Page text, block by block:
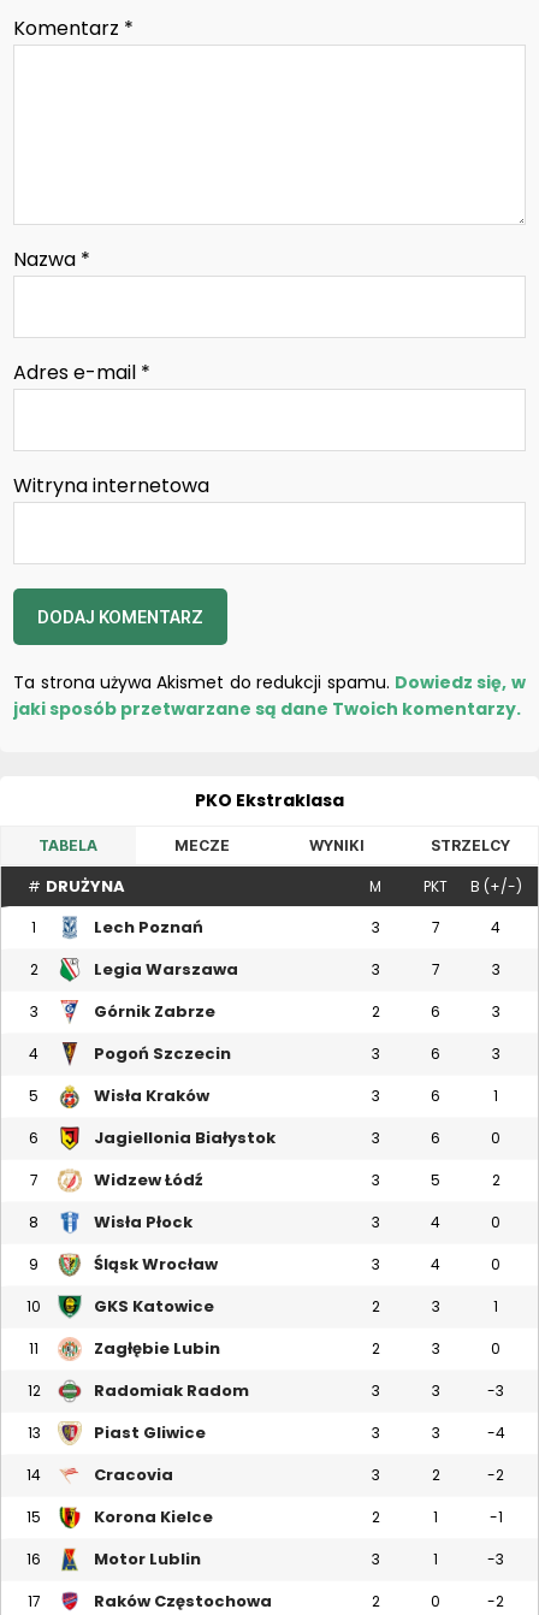
Komentarz *
Nazwa *
Adres e-mail *
Witryna internetowa
Ta strona używa Akismet do redukcji spamu. Dowiedz się, w
jaki sposób przetwarzane są dane Twoich komentarzy.
PKO Ekstraklasa
TABELA MECZE WYNIKI STRZELCY
# DRUŻYNA M PKT B (+/-)
1 Lech Poznań 3 7 4
2 Legia Warszawa 3 7 3
3 Górnik Zabrze 2 6 3
4 Pogoń Szczecin 3 6 3
5 Wisła Kraków 3 6 1
6 Jagiellonia Białystok 3 6 0
7 Widzew Łódź 3 5 2
8 Wisła Płock 3 4 0
9 Śląsk Wrocław 3 4 0
10 GKS Katowice 2 3 1
11 Zagłębie Lubin 2 3 0
12 Radomiak Radom 3 3 -3
13 Piast Gliwice 3 3 -4
14 Cracovia 3 2 -2
15 Korona Kielce 2 1 -1
16 Motor Lublin 3 1 -3
17 Raków Częstochowa 2 0 -2